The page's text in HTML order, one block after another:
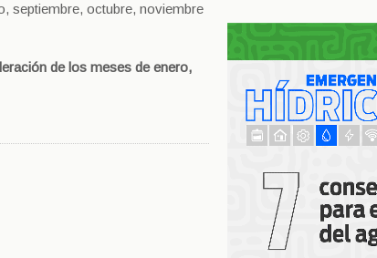
septiembre, octubre, noviembre
de los meses de enero,